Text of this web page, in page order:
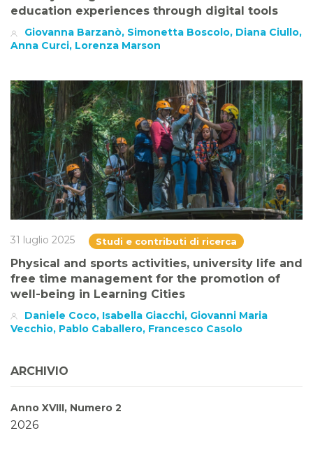
education experiences through digital tools
Giovanna Barzanò, Simonetta Boscolo, Diana Ciullo,
Anna Curci, Lorenza Marson
31 luglio 2025 Studi e contributi di ricerca
Physical and sports activities, university life and
free time management for the promotion of
well-being in Learning Cities
Daniele Coco, Isabella Giacchi, Giovanni Maria
Vecchio, Pablo Caballero, Francesco Casolo
ARCHIVIO
Anno XVIII, Numero 2
2026